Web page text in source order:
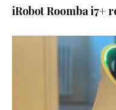
iRobot Roomba i7+